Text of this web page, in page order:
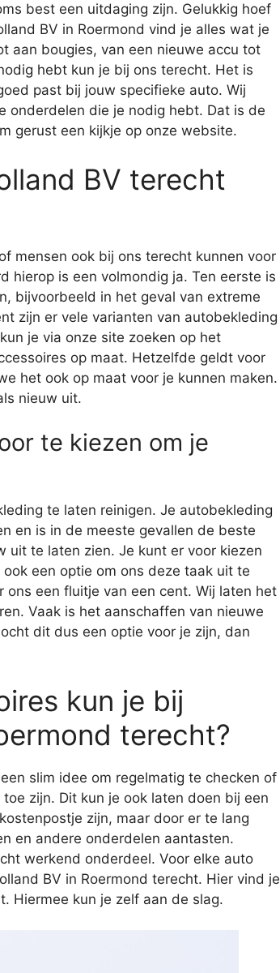
best een uitdaging zijn. Gelukkig hoef
BV in Roermond vind je alles wat je
aan bougies, van een nieuwe accu tot
hebt kun je bij ons terecht. Het is
past bij jouw specifieke auto. Wij
onderdelen die je nodig hebt. Dat is de
gerust een kijkje op onze website.
BV terecht
mensen ook bij ons terecht kunnen voor
hierop is een volmondig ja. Ten eerste is
bijvoorbeeld in het geval van extreme
zijn er vele varianten van autobekleding
je via onze site zoeken op het
op maat. Hetzelfde geldt voor
het ook op maat voor je kunnen maken.
nieuw uit.
te kiezen om je
te laten reinigen. Je autobekleding
en is in de meeste gevallen de beste
uit te laten zien. Je kunt er voor kiezen
een optie om ons deze taak uit te
een fluitje van een cent. Wij laten het
Vaak is het aanschaffen van nieuwe
dit dus een optie voor je zijn, dan
kun je bij
terecht?
slim idee om regelmatig te checken of
zijn. Dit kun je ook laten doen bij een
zijn, maar door er te lang
en andere onderdelen aantasten.
werkend onderdeel. Voor elke auto
BV in Roermond terecht. Hier vind je
Hiermee kun je zelf aan de slag.